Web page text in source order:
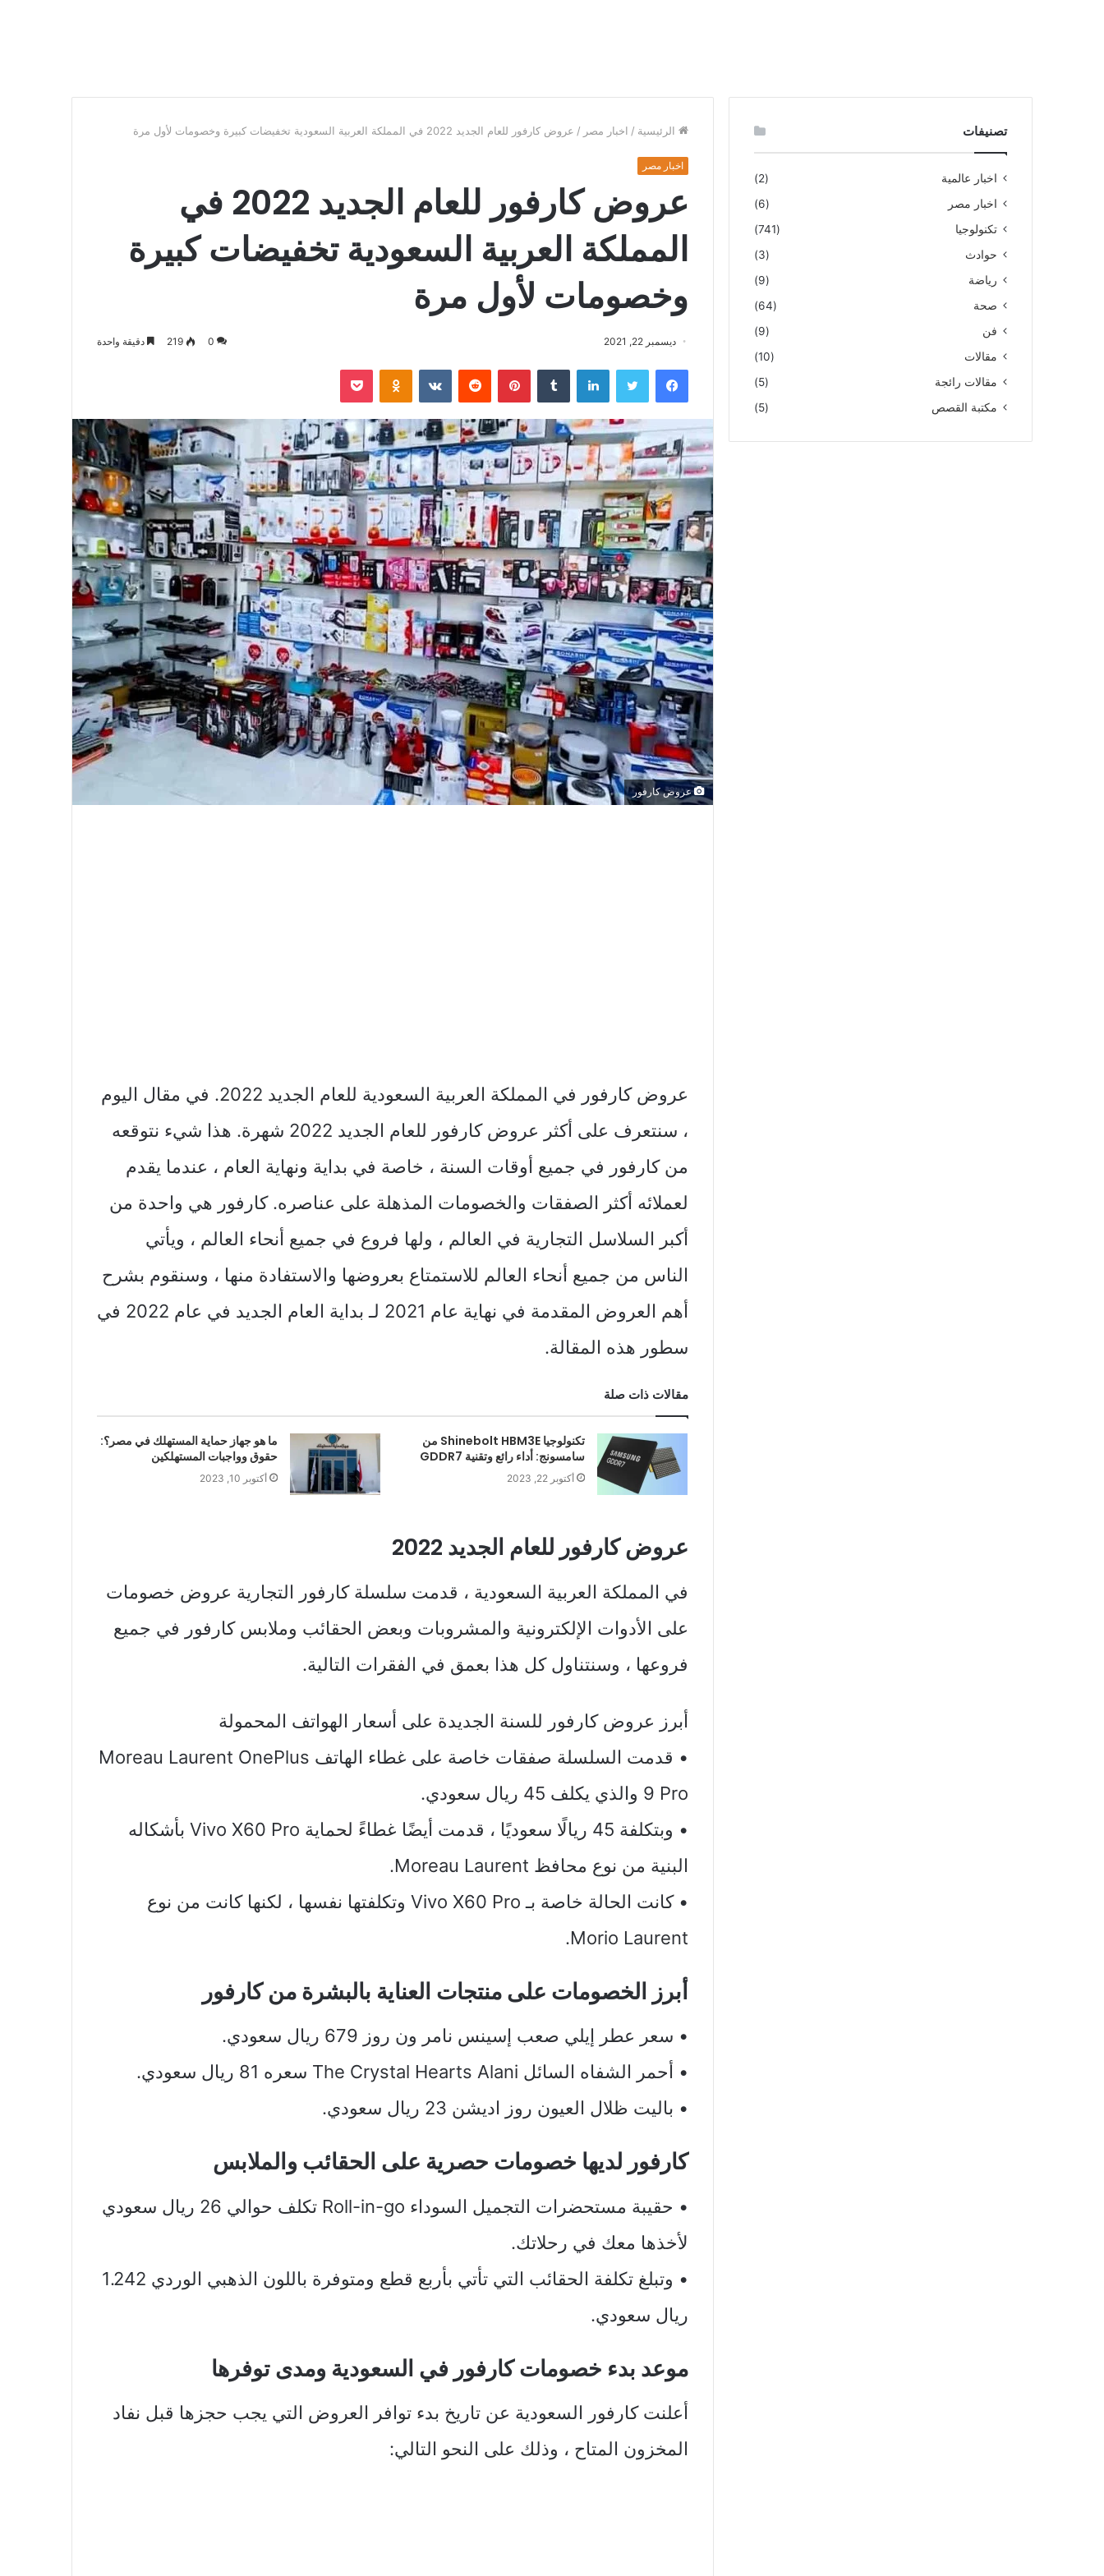
الرئيسية / اخبار مصر / عروض كارفور للعام الجديد 2022 في المملكة العربية السعودية تخفيضات كبيرة وخصومات لأول مرة
اخبار مصر
عروض كارفور للعام الجديد 2022 في
المملكة العربية السعودية تخفيضات كبيرة
وخصومات لأول مرة
ديسمبر 22, 2021 0
219 دقيقة واحدة
فيسبوك لينكدإن بينتيريست
عروض كارفور
عروض كارفور في المملكة العربية السعودية للعام الجديد 2022. في مقال اليوم
، سنتعرف على أكثر عروض كارفور للعام الجديد 2022 شهرة. هذا شيء نتوقعه
من كارفور في جميع أوقات السنة ، خاصة في بداية ونهاية العام ، عندما يقدم
لعملائه أكثر الصفقات والخصومات المذهلة على عناصره. كارفور هي واحدة من
أكبر السلاسل التجارية في العالم ، ولها فروع في جميع أنحاء العالم ، ويأتي
الناس من جميع أنحاء العالم للاستمتاع بعروضها والاستفادة منها ، وسنقوم بشرح
أهم العروض المقدمة في نهاية عام 2021 لـ بداية العام الجديد في عام 2022 في
سطور هذه المقالة.
مقالات ذات صلة
تكنولوجيا Shinebolt HBM3E من
سامسونج: أداء رائع وتقنية GDDR7
أكتوبر 22, 2023
ما هو جهاز حماية المستهلك في مصر؟:
حقوق وواجبات المستهلكين
أكتوبر 10, 2023
عروض كارفور للعام الجديد 2022
في المملكة العربية السعودية ، قدمت سلسلة كارفور التجارية عروض خصومات
على الأدوات الإلكترونية والمشروبات وبعض الحقائب وملابس كارفور في جميع
فروعها ، وسنتناول كل هذا بعمق في الفقرات التالية.
أبرز عروض كارفور للسنة الجديدة على أسعار الهواتف المحمولة
• قدمت السلسلة صفقات خاصة على غطاء الهاتف Moreau Laurent OnePlus
9 Pro والذي يكلف 45 ريال سعودي.
• وبتكلفة 45 ريالًا سعوديًا ، قدمت أيضًا غطاءً لحماية Vivo X60 Pro بأشكاله
البنية من نوع محافظ Moreau Laurent.
• كانت الحالة خاصة بـ Vivo X60 Pro وتكلفتها نفسها ، لكنها كانت من نوع
Morio Laurent.
أبرز الخصومات على منتجات العناية بالبشرة من كارفور
• سعر عطر إيلي صعب إسينس نامر ون روز 679 ريال سعودي.
• أحمر الشفاه السائل The Crystal Hearts Alani سعره 81 ريال سعودي.
• باليت ظلال العيون روز اديشن 23 ريال سعودي.
كارفور لديها خصومات حصرية على الحقائب والملابس
• حقيبة مستحضرات التجميل السوداء Roll-in-go تكلف حوالي 26 ريال سعودي
لأخذها معك في رحلاتك.
• وتبلغ تكلفة الحقائب التي تأتي بأربع قطع ومتوفرة باللون الذهبي الوردي 1.242
ريال سعودي.
موعد بدء خصومات كارفور في السعودية ومدى توفرها
أعلنت كارفور السعودية عن تاريخ بدء توافر العروض التي يجب حجزها قبل نفاد
المخزون المتاح ، وذلك على النحو التالي:
تصنيفات
اخبار عالمية
(2)
اخبار مصر
(6)
تكنولوجيا
(741)
حوادث
(3)
رياضة
(9)
صحة
(64)
فن
(9)
مقالات
(10)
مقالات رائجة
(5)
مكتبة القصص
(5)